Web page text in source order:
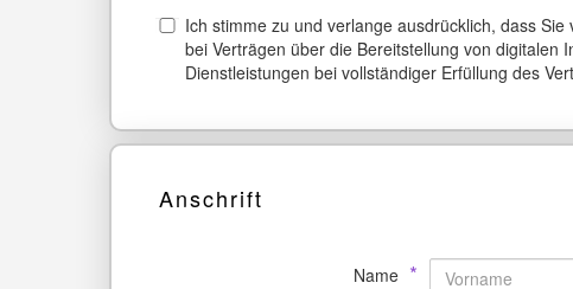
Ich stimme zu und verlange ausdrücklich, dass
bei Verträgen über die Bereitstellung von digitalen
Dienstleistungen bei vollständiger Erfüllung des
Anschrift
Name *